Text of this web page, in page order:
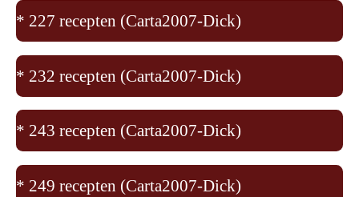
* 227 recepten (Carta2007-Dick)
* 232 recepten (Carta2007-Dick)
* 243 recepten (Carta2007-Dick)
* 249 recepten (Carta2007-Dick)